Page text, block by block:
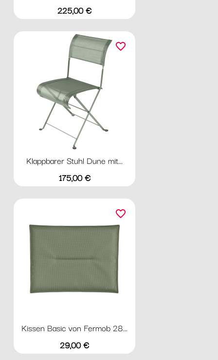
Preis
225,00 €
Klappbarer Stuhl Dune mit...
Preis
175,00 €
favorite_border
Kissen Basic von Fermob 28...
Preis
29,00 €
favorite_border